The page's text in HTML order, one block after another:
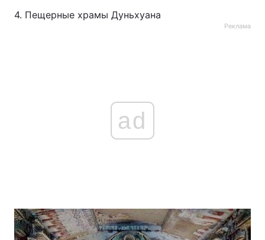
4. Пещерные храмы Дуньхуана
Реклама
ad